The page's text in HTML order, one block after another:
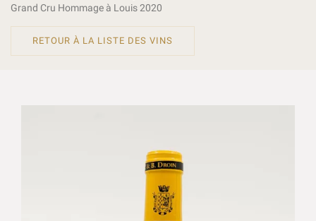
Grand Cru Hommage à Louis 2020
RETOUR À LA LISTE DES VINS